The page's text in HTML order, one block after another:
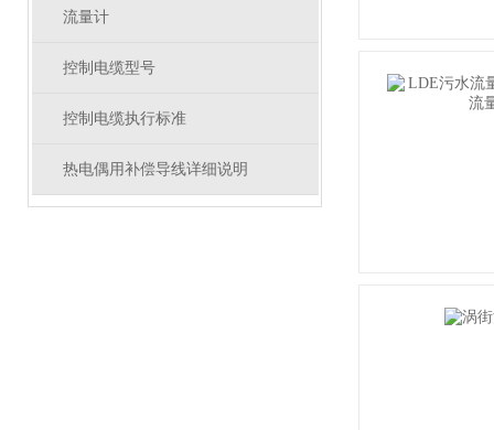
流量计
控制电缆型号
控制电缆执行标准
热电偶用补偿导线详细说明